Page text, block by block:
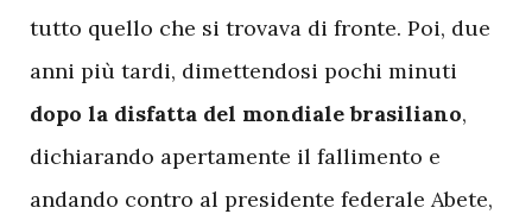
tutto quello che si trovava di fronte. Poi, due
anni più tardi, dimettendosi pochi minuti
dopo la disfatta del mondiale brasiliano,
dichiarando apertamente il fallimento e
andando contro al presidente federale Abete,